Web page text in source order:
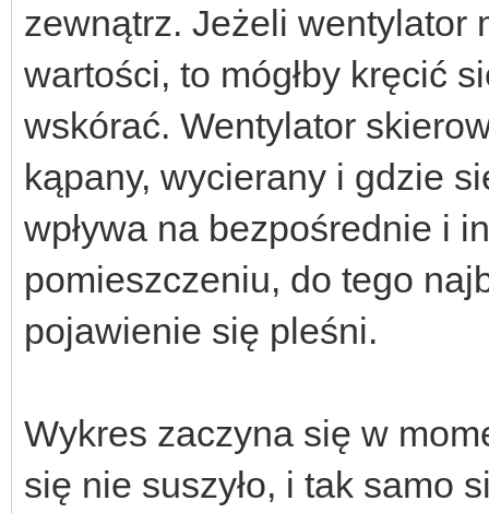
zewnątrz. Jeżeli wentylator
wartości, to mógłby kręcić
wskórać. Wentylator
kąpany, wycierany i gdzie
wpływa na bezpośrednie i
pomieszczeniu, do tego
pojawienie się pleśni.
Wykres zaczyna się w
się nie suszyło, i tak samo